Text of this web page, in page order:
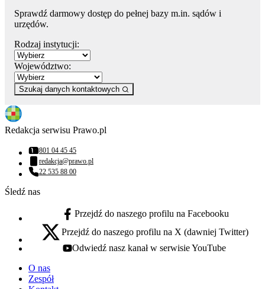
Sprawdź darmowy dostęp do pełnej bazy m.in. sądów i
urzędów.
Rodzaj instytucji:
Województwo:
Szukaj danych kontaktowych
Redakcja serwisu Prawo.pl
Numer telefonu:
801 04 45 45
Adres email:
redakcja@prawo.pl
Numer telefonu:
22 535 88 00
Śledź nas
facebook - otwiera się w nowej karcie
Przejdź do naszego profilu na Facebooku
x - otwiera się w nowej karcie
Przejdź do naszego profilu na X (dawniej Twitter)
youtube - otwiera się w nowej karcie
Odwiedź nasz kanał w serwisie YouTube
O nas
Zespół